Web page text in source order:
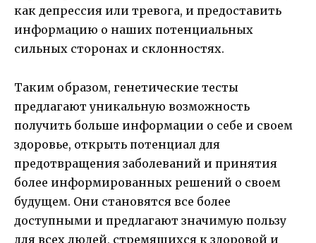
как депрессия или тревога, и предоставить
информацию о наших потенциальных
сильных сторонах и склонностях.
Таким образом, генетические тесты
предлагают уникальную возможность
получить больше информации о себе и своем
здоровье, открыть потенциал для
предотвращения заболеваний и принятия
более информированных решений о своем
будущем. Они становятся все более
доступными и предлагают значимую пользу
для всех людей, стремящихся к здоровой и